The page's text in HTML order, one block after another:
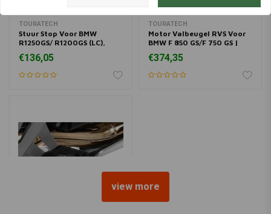
TOURATECH
Stuur Stop Voor BMW
R1250GS/ R1200GS (LC),
€136,05
TOURATECH
Motor Valbeugel RVS Voor
BMW F 850 GS/F 750 GS |
€374,35
view more